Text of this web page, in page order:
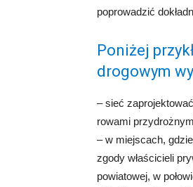
poprowadzić
Poniżej
drogowym
– sieć
rowami
– w miejscach,
zgody właścicieli
powiatowej, w